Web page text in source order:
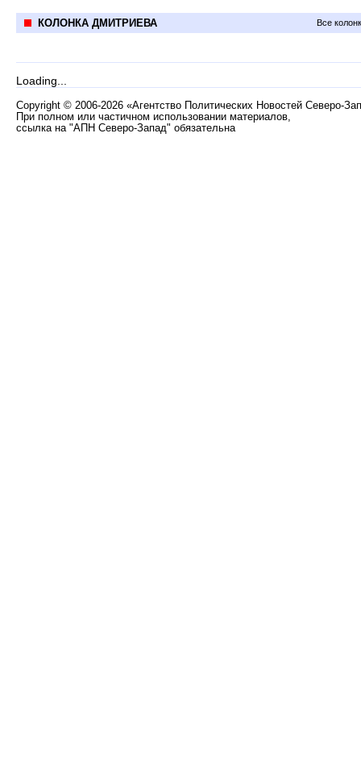
КОЛОНКА ДМИТРИЕВА Все
Loading...
Copyright © 2006-2026 «Агентство Политических Новостей Северо-
При полном или частичном использовании материалов,
ссылка на "АПН Северо-Запад" обязательна